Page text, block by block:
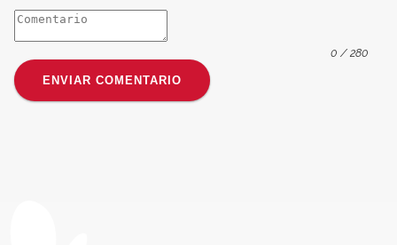
0 / 280
ENVIAR COMENTARIO